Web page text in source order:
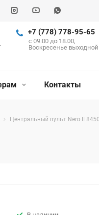
+7 (778) 778-95-65
c 09.00 до 18.00,
Воскресенье выходной
Контакты
Центральный пульт Nero ll